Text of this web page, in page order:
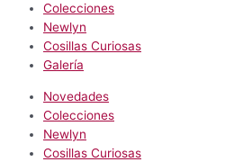
Colecciones
Newlyn
Cosillas Curiosas
Galería
Novedades
Colecciones
Newlyn
Cosillas Curiosas